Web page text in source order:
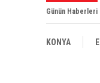
Günün Haberleri
KONYA